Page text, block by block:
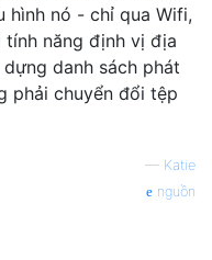
hình nó - chỉ qua Wifi,
năng định vị địa
danh sách phát
phải chuyển đổi tệp
— Katie
nguồn